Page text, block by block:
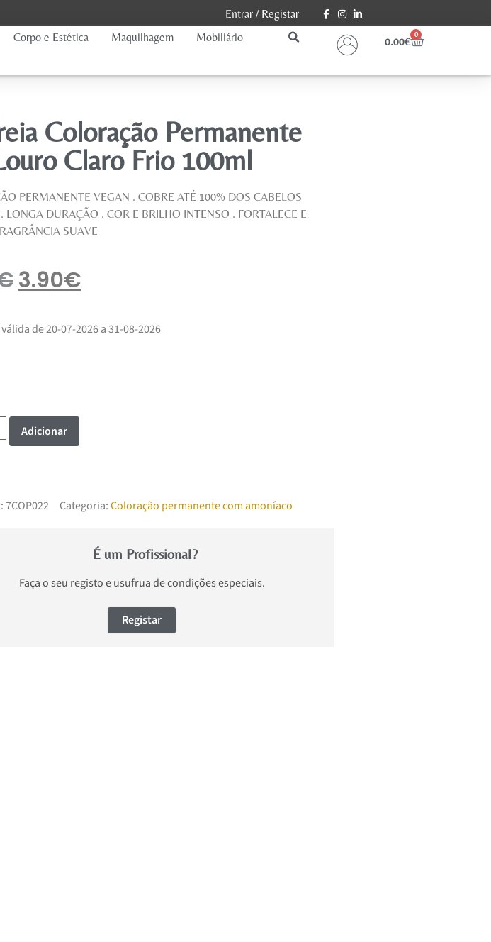
Entrar/ Registar
Corpo e Estética Maquilhagem Mobiliário 0.00€
0
Coloração Permanente
Claro Frio 100ml
PERMANENTE VEGAN . COBRE ATÉ 100% DOS CABELOS
LONGA DURAÇÃO . COR E BRILHO INTENSO . FORTALECE E
SUAVE
3.90€
de 20-07-2026 a 31-08-2026
Adicionar
7COP022 Categoria:Coloração permanente com amoníaco
É um Profissional?
Faça o seu registo e usufrua de condições especiais.
Registar